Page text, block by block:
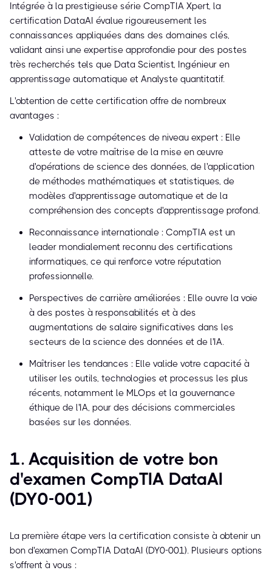
Intégrée à la prestigieuse série CompTIA Xpert, la
certification DataAI évalue rigoureusement les
connaissances appliquées dans des domaines clés,
validant ainsi une expertise approfondie pour des postes
très recherchés tels que Data Scientist, Ingénieur en
apprentissage automatique et Analyste quantitatif.
L'obtention de cette certification offre de nombreux
avantages :
Validation de compétences de niveau expert : Elle
atteste de votre maîtrise de la mise en œuvre
d'opérations de science des données, de l'application
de méthodes mathématiques et statistiques, de
modèles d'apprentissage automatique et de la
compréhension des concepts d'apprentissage profond.
Reconnaissance internationale : CompTIA est un
leader mondialement reconnu des certifications
informatiques, ce qui renforce votre réputation
professionnelle.
Perspectives de carrière améliorées : Elle ouvre la voie
à des postes à responsabilités et à des
augmentations de salaire significatives dans les
secteurs de la science des données et de l'IA.
Maîtriser les tendances : Elle valide votre capacité à
utiliser les outils, technologies et processus les plus
récents, notamment le MLOps et la gouvernance
éthique de l'IA, pour des décisions commerciales
basées sur les données.
1. Acquisition de votre bon
d'examen CompTIA DataAI
(DY0-001)
La première étape vers la certification consiste à obtenir un
bon d'examen CompTIA DataAI (DY0-001). Plusieurs options
s'offrent à vous :